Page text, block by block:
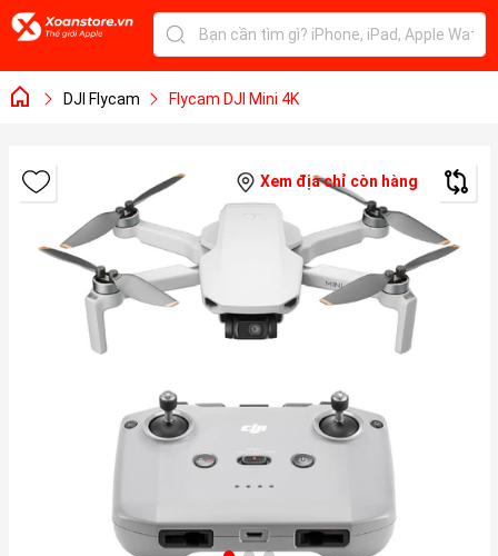
DJI Flycam Flycam DJI Mini 4K
Xem địa chỉ còn hàng